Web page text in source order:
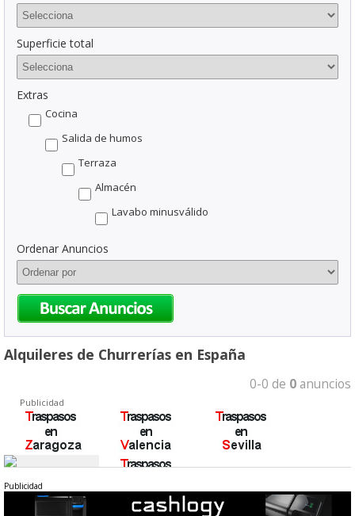
Superficie total
Extras
Cocina
Salida de humos
Terraza
Almacén
Lavabo minusválido
Ordenar Anuncios
Alquileres de Churrerías en España
0-0 de 0 anuncios
Publicidad
Publicidad